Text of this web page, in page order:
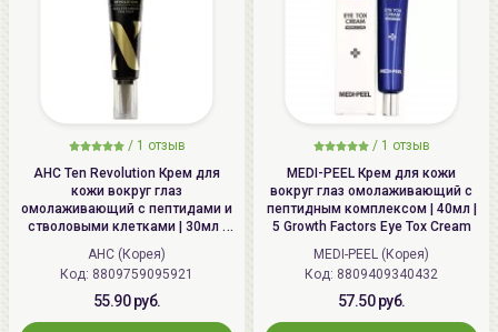
/ 1 отзыв
AHC Ten Revolution Крем для
кожи вокруг глаз
омолаживающий с пептидами и
стволовыми клетками | 30мл |
Ten Revolution Real Eye Cream
For Face
AHC (Корея)
Код: 8809759095921
55.90 руб.
/ 1 отзыв
MEDI-PEEL Крем для кожи
вокруг глаз омолаживающий с
пептидным комплексом | 40мл |
5 Growth Factors Eye Tox Cream
MEDI-PEEL (Корея)
Код: 8809409340432
57.50 руб.